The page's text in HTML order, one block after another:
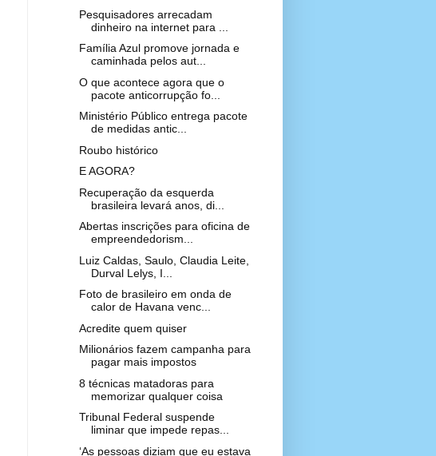
Pesquisadores arrecadam
dinheiro na internet para ...
Família Azul promove jornada e
caminhada pelos aut...
O que acontece agora que o
pacote anticorrupção fo...
Ministério Público entrega pacote
de medidas antic...
Roubo histórico
E AGORA?
Recuperação da esquerda
brasileira levará anos, di...
Abertas inscrições para oficina de
empreendedorism...
Luiz Caldas, Saulo, Claudia Leite,
Durval Lelys, I...
Foto de brasileiro em onda de
calor de Havana venc...
Acredite quem quiser
Milionários fazem campanha para
pagar mais impostos
8 técnicas matadoras para
memorizar qualquer coisa
Tribunal Federal suspende
liminar que impede repas...
‘As pessoas diziam que eu estava